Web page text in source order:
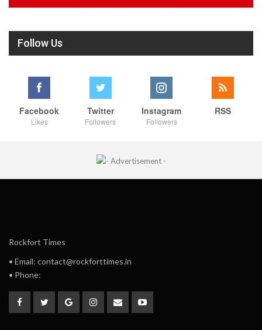
Follow Us
Facebook
Likes
Twitter
Followers
Instagram
Followers
RSS
Rockfort Times
• Email: contact@rockforttimes.in
• Phone: